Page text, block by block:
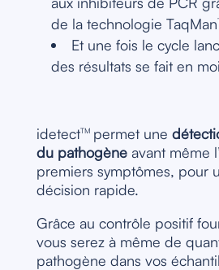
de la technologie TaqMan
Et une fois le cycle
des résultats se fait en
idetectTM permet une
du pathogèneavant même
premiers symptômes, pour
décision rapide.
Grâce au contrôle positif
vous serez à même de
pathogène dans vos